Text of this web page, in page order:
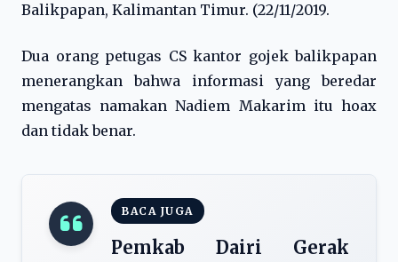
Balikpapan, Kalimantan Timur. (22/11/2019.
Dua orang petugas CS kantor gojek balikpapan
menerangkan bahwa informasi yang beredar
mengatas namakan Nadiem Makarim itu hoax
dan tidak benar.
BACA JUGA
Pemkab Dairi Gerak